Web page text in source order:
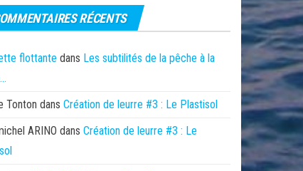
RÉCENTS
flottante dans Les subtilités de la pêche à la
Tonton dans Création de leurre #3 : Le Plastisol
ARINO dans Création de leurre #3 : Le